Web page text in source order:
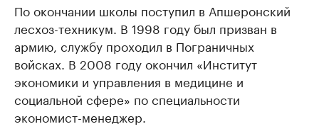
По окончании школы поступил в Апшеронский
лесхоз-техникум. В 1998 году был призван в
армию, службу проходил в Пограничных
войсках. В 2008 году окончил «Институт
экономики и управления в медицине и
социальной сфере» по специальности
экономист-менеджер.